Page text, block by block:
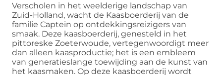
Verscholen in het weelderige landschap van
Zuid-Holland, wacht de Kaasboerderij van de
familie Captein op ontdekkingsreizigers van
smaak. Deze kaasboerderij, genesteld in het
pittoreske Zoeterwoude, vertegenwoordigt meer
dan alleen kaasproductie; het is een embleem
van generatieslange toewijding aan de kunst van
het kaasmaken. Op deze kaasboerderij wordt